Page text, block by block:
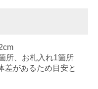
所、お札入れ1箇所
差があるため目安と